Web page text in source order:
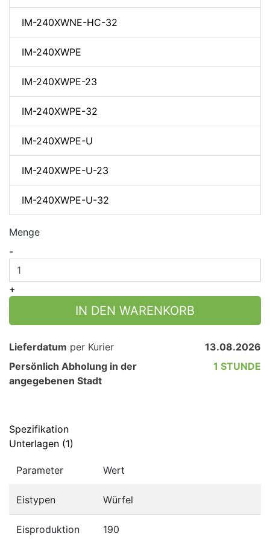
IM-240XWNE-HC-32
IM-240XWPE
IM-240XWPE-23
IM-240XWPE-32
IM-240XWPE-U
IM-240XWPE-U-23
IM-240XWPE-U-32
Menge
-
+
IN DEN WARENKORB
Lieferdatum per Kurier
13.08.2026
Persönlich Abholung in der
angegebenen Stadt
1 STUNDE
Spezifikation
Unterlagen (1)
Parameter Wert
Eistypen Würfel
Eisproduktion
190